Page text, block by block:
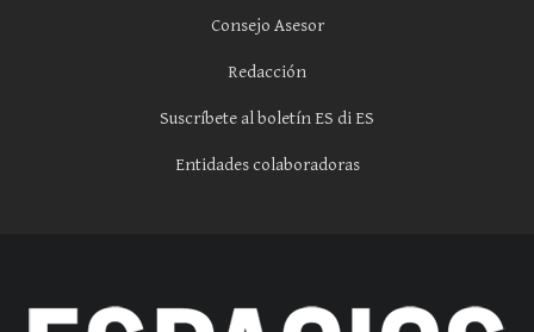
Consejo Asesor
Redacción
Suscríbete al boletín ES di ES
Entidades colaboradoras